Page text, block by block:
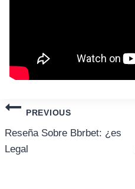
แนะแนว
เรื่อง
PREVIOUS
Reseña Sobre Bbrbet: ¿es
Legal